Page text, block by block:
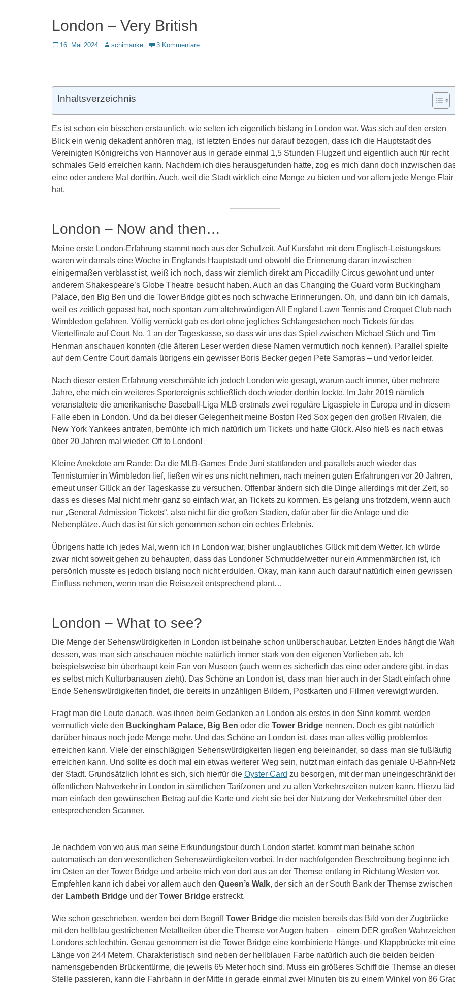
London – Very British
Veröffentlicht
16. Mai 2024 Autorschimanke 3 Kommentare
Inhaltsverzeichnis
Es ist schon ein bisschen erstaunlich, wie selten ich eigentlich bislang in London war. Was sich auf den ersten
Blick ein wenig dekadent anhören mag, ist letzten Endes nur darauf bezogen, dass ich die Hauptstadt des
Vereinigten Königreichs von Hannover aus in gerade einmal 1,5 Stunden Flugzeit und eigentlich auch für recht
schmales Geld erreichen kann. Nachdem ich dies herausgefunden hatte, zog es mich dann doch inzwischen
eine oder andere Mal dorthin. Auch, weil die Stadt wirklich eine Menge zu bieten und vor allem jede Menge Flair
hat.
London – Now and then…
Meine erste London-Erfahrung stammt noch aus der Schulzeit. Auf Kursfahrt mit dem Englisch-Leistungskurs
waren wir damals eine Woche in Englands Hauptstadt und obwohl die Erinnerung daran inzwischen
einigermaßen verblasst ist, weiß ich noch, dass wir ziemlich direkt am Piccadilly Circus gewohnt und unter
anderem Shakespeare’s Globe Theatre besucht haben. Auch an das Changing the Guard vorm Buckingham
Palace, den Big Ben und die Tower Bridge gibt es noch schwache Erinnerungen. Oh, und dann bin ich damals,
weil es zeitlich gepasst hat, noch spontan zum altehrwürdigen All England Lawn Tennis and Croquet Club nach
Wimbledon gefahren. Völlig verrückt gab es dort ohne jegliches Schlangestehen noch Tickets für das
Viertelfinale auf Court No. 1 an der Tageskasse, so dass wir uns das Spiel zwischen Michael Stich und Tim
Henman anschauen konnten (die älteren Leser werden diese Namen vermutlich noch kennen). Parallel spielte
auf dem Centre Court damals übrigens ein gewisser Boris Becker gegen Pete Sampras – und verlor leider.
Nach dieser ersten Erfahrung verschmähte ich jedoch London wie gesagt, warum auch immer, über mehrere
Jahre, ehe mich ein weiteres Sportereignis schließlich doch wieder dorthin lockte. Im Jahr 2019 nämlich
veranstaltete die amerikanische Baseball-Liga MLB erstmals zwei reguläre Ligaspiele in Europa und in diesem
Falle eben in London. Und da bei dieser Gelegenheit meine Boston Red Sox gegen den großen Rivalen, die
New York Yankees antraten, bemühte ich mich natürlich um Tickets und hatte Glück. Also hieß es nach etwas
über 20 Jahren mal wieder: Off to London!
Kleine Anekdote am Rande: Da die MLB-Games Ende Juni stattfanden und parallels auch wieder das
Tennisturnier in Wimbledon lief, ließen wir es uns nicht nehmen, nach meinen guten Erfahrungen vor 20 Jahren,
erneut unser Glück an der Tageskasse zu versuchen. Offenbar ändern sich die Dinge allerdings mit der Zeit, so
dass es dieses Mal nicht mehr ganz so einfach war, an Tickets zu kommen. Es gelang uns trotzdem, wenn auch
nur „General Admission Tickets“, also nicht für die großen Stadien, dafür aber für die Anlage und die
Nebenplätze. Auch das ist für sich genommen schon ein echtes Erlebnis.
Übrigens hatte ich jedes Mal, wenn ich in London war, bisher unglaubliches Glück mit dem Wetter. Ich würde
zwar nicht soweit gehen zu behaupten, dass das Londoner Schmuddelwetter nur ein Ammenmärchen ist, ich
persönlch musste es jedoch bislang noch nicht erdulden. Okay, man kann auch darauf natürlich einen gewissen
Einfluss nehmen, wenn man die Reisezeit entsprechend plant…
London – What to see?
Die Menge der Sehenswürdigkeiten in London ist beinahe schon unüberschaubar. Letzten Endes hängt die Wahl
dessen, was man sich anschauen möchte natürlich immer stark von den eigenen Vorlieben ab. Ich
beispielsweise bin überhaupt kein Fan von Museen (auch wenn es sicherlich das eine oder andere gibt, in das
es selbst mich Kulturbanausen zieht). Das Schöne an London ist, dass man hier auch in der Stadt einfach ohne
Ende Sehenswürdigkeiten findet, die bereits in unzähligen Bildern, Postkarten und Filmen verewigt wurden.
Fragt man die Leute danach, was ihnen beim Gedanken an London als erstes in den Sinn kommt, werden
vermutlich viele den Buckingham Palace, Big Ben oder die Tower Bridge nennen. Doch es gibt natürlich
darüber hinaus noch jede Menge mehr. Und das Schöne an London ist, dass man alles völlig problemlos
erreichen kann. Viele der einschlägigen Sehenswürdigkeiten liegen eng beieinander, so dass man sie fußläufig
erreichen kann. Und sollte es doch mal ein etwas weiterer Weg sein, nutzt man einfach das geniale U-Bahn-
der Stadt. Grundsätzlich lohnt es sich, sich hierfür die Oyster Card zu besorgen, mit der man uneingeschränkt
öffentlichen Nahverkehr in London in sämtlichen Tarifzonen und zu allen Verkehrszeiten nutzen kann. Hierzu
man einfach den gewünschen Betrag auf die Karte und zieht sie bei der Nutzung der Verkehrsmittel über den
entsprechenden Scanner.
Je nachdem von wo aus man seine Erkundungstour durch London startet, kommt man beinahe schon
automatisch an den wesentlichen Sehenswürdigkeiten vorbei. In der nachfolgenden Beschreibung beginne ich
im Osten an der Tower Bridge und arbeite mich von dort aus an der Themse entlang in Richtung Westen vor.
Empfehlen kann ich dabei vor allem auch den Queen’s Walk, der sich an der South Bank der Themse zwischen
der Lambeth Bridge und der Tower Bridge erstreckt.
Wie schon geschrieben, werden bei dem BegriffTower Bridge die meisten bereits das Bild von der Zugbrücke
mit den hellblau gestrichenen Metallteilen über die Themse vor Augen haben – einem DER großen Wahrzeichen
Londons schlechthin. Genau genommen ist die Tower Bridge eine kombinierte Hänge- und Klappbrücke mit
Länge von 244 Metern. Charakteristisch sind neben der hellblauen Farbe natürlich auch die beiden beiden
namensgebenden Brückentürme, die jeweils 65 Meter hoch sind. Muss ein größeres Schiff die Themse an
Stelle passieren, kann die Fahrbahn in der Mitte in gerade einmal zwei Minuten bis zu einem Winkel von 86